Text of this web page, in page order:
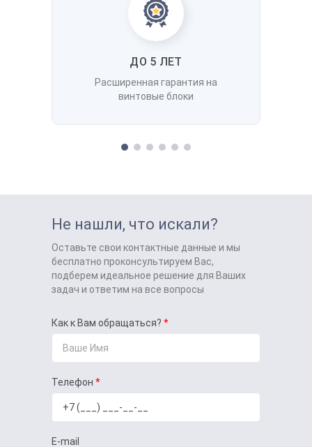
ДО 5 ЛЕТ
Расширенная гарантия на
винтовые блоки
Не нашли, что искали?
Оставьте свои контактные данные и мы
бесплатно проконсультируем Вас,
подберем идеальное решение для Ваших
задач и ответим на все вопросы
Как к Вам обращаться?
Телефон
E-mail